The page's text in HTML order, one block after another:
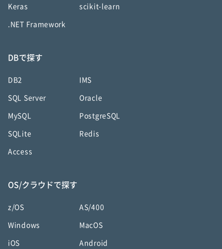
Keras scikit-learn
.NET Framework
DBで探す
DB2 IMS
SQL Server Oracle
MySQL PostgreSQL
SQLite Redis
Access
OS/クラウドで探す
z/OS AS/400
Windows MacOS
iOS Android